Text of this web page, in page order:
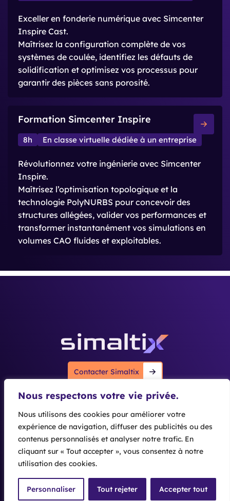
Nous respectons votre vie privée.
Nous utilisons des cookies pour améliorer votre
expérience de navigation, diffuser des publicités ou des
contenus personnalisés et analyser notre trafic. En
cliquant sur « Tout accepter », vous consentez à notre
utilisation des cookies.
Personnaliser Tout rejeter Accepter tout
Exceller en fonderie numérique avec Simcenter
Inspire Cast.
Maîtrisez la configuration complète de vos
systèmes de coulée, identifiez les défauts de
solidification et optimisez vos processus pour
garantir des pièces sans porosité.
Formation Simcenter Inspire
8h En classe virtuelle dédiée à un entreprise
Révolutionnez votre ingénierie avec Simcenter
Inspire.
Maîtrisez l’optimisation topologique et la
technologie PolyNURBS pour concevoir des
structures allégées, valider vos performances et
transformer instantanément vos simulations en
volumes CAO fluides et exploitables.
Contacter Simaltix
Nous rendre visite
Cité de l’Entreprise
725 Bd Robert Barrier
73100 AIX LES BAINS
Du lundi au vendredi de 8h30 à 17h30
Liens utiles
Qui sommes-nous ?
Actualités
Nos logiciels
Siemens
Simaltix © 2026
Politique de confidentialité
Mentions légales
Gestion des cookies